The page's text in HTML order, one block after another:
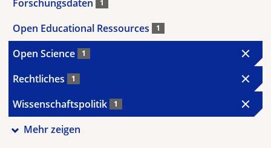
Forschungsdaten 1
Open Educational Ressources 1
Open Science 1
Rechtliches 1
Wissenschaftspolitik 1
Mehr zeigen